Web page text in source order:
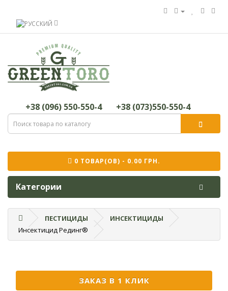
+38 (096) 550-550-4 +38 (073)550-550-4
0 ТОВАР(ОВ) - 0.00 ГРН.
Категории
ПЕСТИЦИДЫ
ИНСЕКТИЦИДЫ
Инсектицид Рединг®
ЗАКАЗ В 1 КЛИК